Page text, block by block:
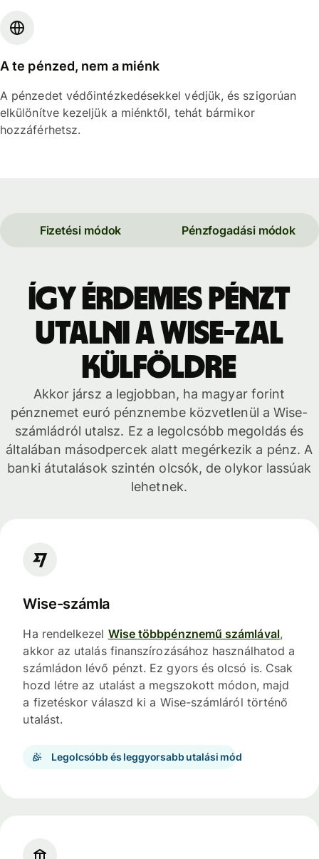
A te pénzed, nem a miénk
A pénzedet védőintézkedésekkel védjük, és szigorúan
elkülönítve kezeljük a miénktől, tehát bármikor
hozzáférhetsz.
Fizetési módok Pénzfogadási módok
Így érdemes pénzt
utalni a Wise-zal
külföldre
Akkor jársz a legjobban, ha magyar forint
pénznemet euró pénznembe közvetlenül a Wise-
számládról utalsz. Ez a legolcsóbb megoldás és
általában másodpercek alatt megérkezik a pénz. A
banki átutalások szintén olcsók, de olykor lassúak
lehetnek.
Wise-számla
Ha rendelkezel Wise többpénznemű számlával,
akkor az utalás finanszírozásához használhatod a
számládon lévő pénzt. Ez gyors és olcsó is. Csak
hozd létre az utalást a megszokott módon, majd
a fizetéskor válaszd ki a Wise-számláról történő
utalást.
Legolcsóbb és leggyorsabb utalási mód